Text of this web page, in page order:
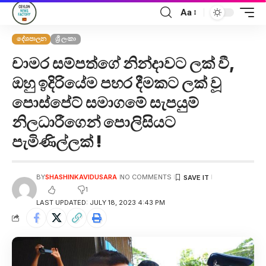
Aa
දේශපාලන ශ්‍රී ලංකා
චාමර සම්පත්ගේ නින්දාවට ලක් වී,
ඔහු ඉදිරියේම පහර දීමකට ලක් වූ
පොස්පේට් සමාගමේ සැපයුම්
නිලධාරීගෙන් පොලිසියට
පැමිණිල්ලක් !
LAST UPDATED: JULY 18, 2023 4:43 PM
BYSHASHINKAVIDUSARA NO COMMENTS
1